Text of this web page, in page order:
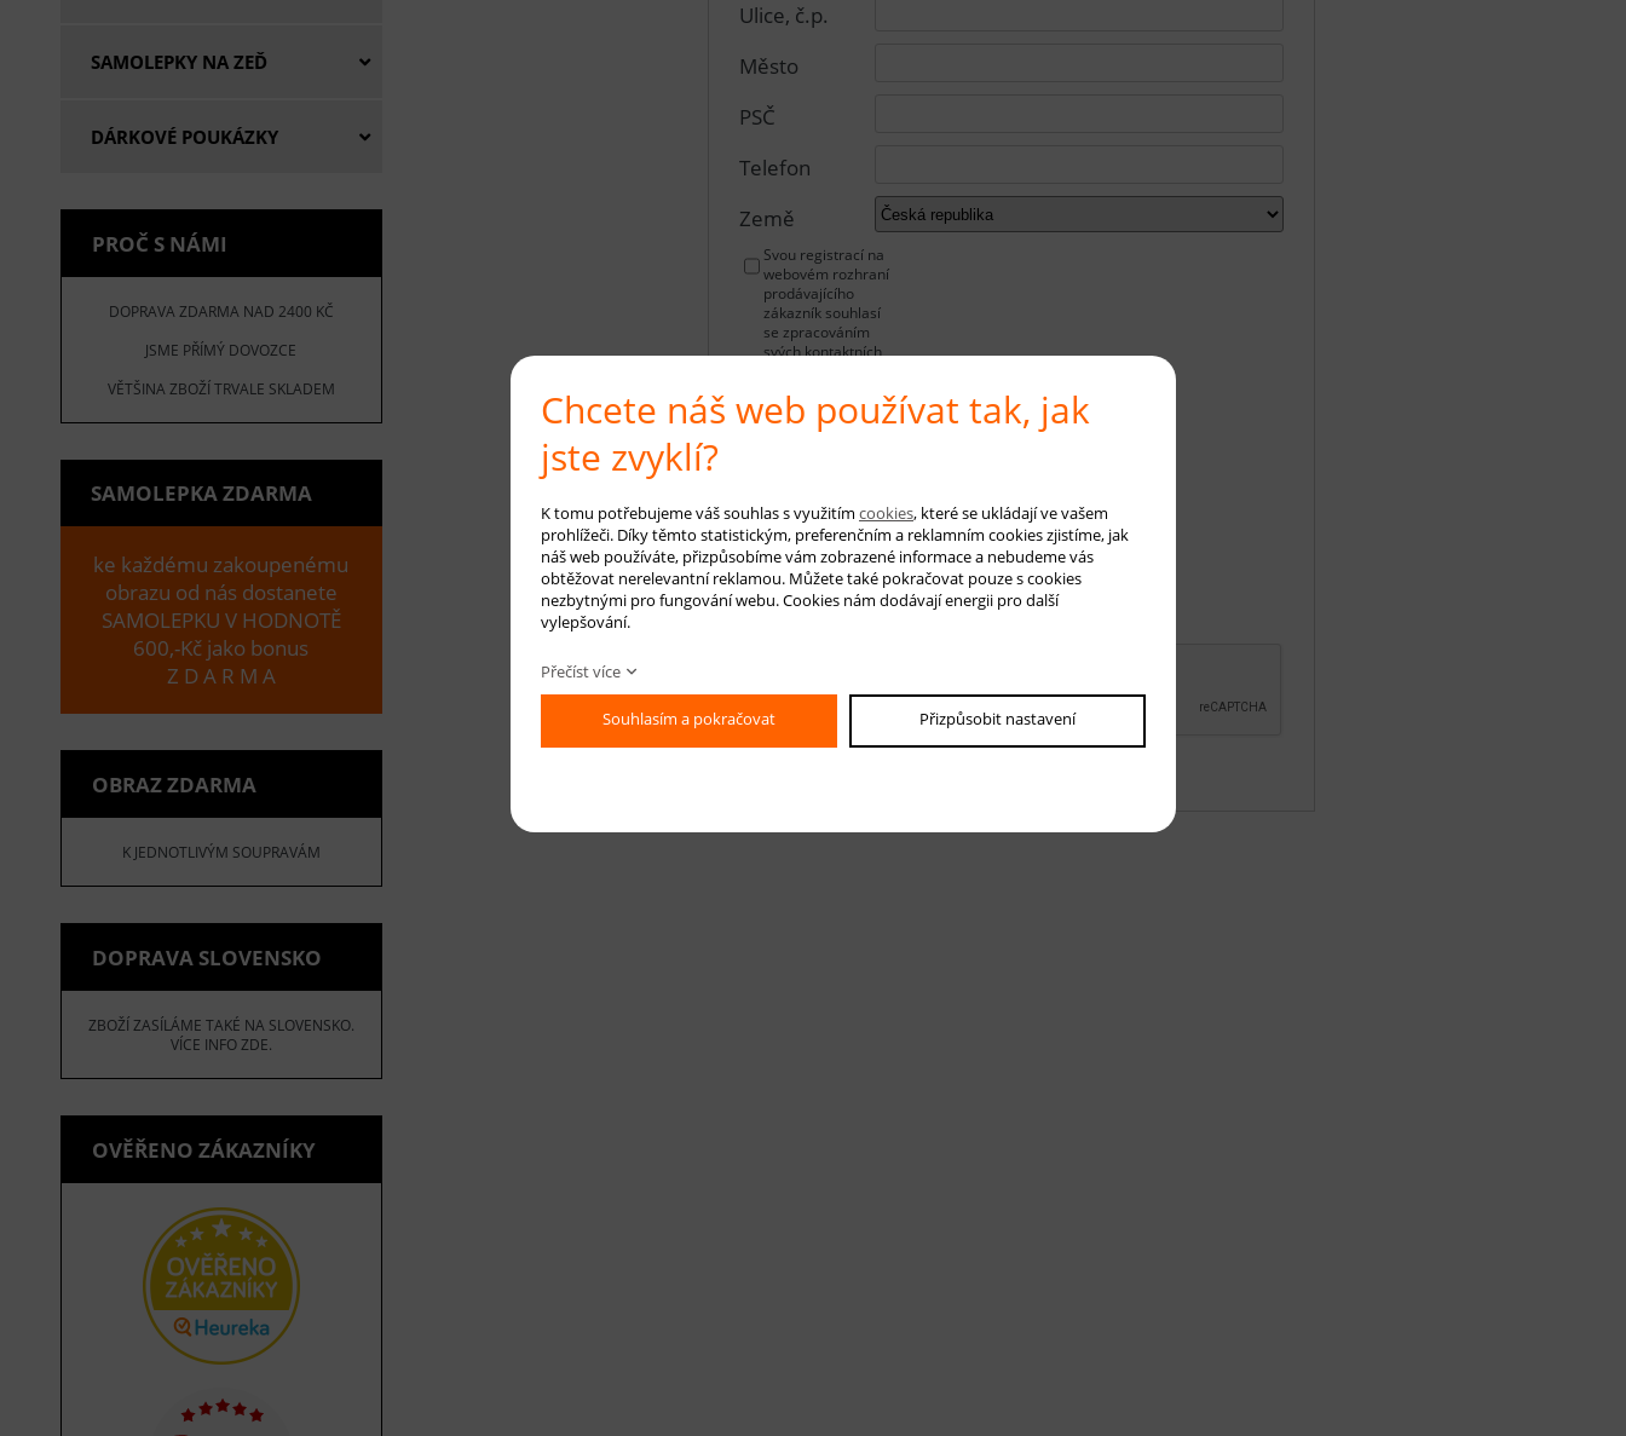
SAMOLEPKY NA ZEĎ
DÁRKOVÉ POUKÁZKY
PROČ S NÁMI
DOPRAVA ZDARMA NAD 2400 KČ
JSME PŘÍMÝ DOVOZCE
VĚTŠINA ZBOŽÍ TRVALE SKLADEM
SAMOLEPKA ZDARMA
ke každému zakoupenému
obrazu od nás dostanete
SAMOLEPKU V HODNOTĚ
600,-Kč jako bonus
Z D A R M A
OBRAZ ZDARMA
K JEDNOTLIVÝM SOUPRAVÁM
DOPRAVA SLOVENSKO
ZBOŽÍ ZASÍLÁME TAKÉ NA SLOVENSKO.
VÍCE INFO ZDE.
OVĚŘENO ZÁKAZNÍKY
Ulice, č.p.
Město
PSČ
Telefon
Země
Svou registrací na
webovém rozhraní
prodávajícího
zákazník souhlasí
se zpracováním
svých kontaktních
registrace.
Registraci je možné
Zrušením
registrace zaniká
oprávnění správce
zpracovávat tyto
údaje na základě
uvedeného
Chcete náš web používat tak, jak
jste zvyklí?
K tomu potřebujeme váš souhlas s využitím cookies, které se ukládají ve vašem
prohlížeči. Díky těmto statistickým, preferenčním a reklamním cookies zjistíme, jak
náš web používáte, přizpůsobíme vám zobrazené informace a nebudeme vás
obtěžovat nerelevantní reklamou. Můžete také pokračovat pouze s cookies
nezbytnými pro fungování webu. Cookies nám dodávají energii pro další
vylepšování.
Přečíst více
Souhlasím a pokračovat Přizpůsobit nastavení